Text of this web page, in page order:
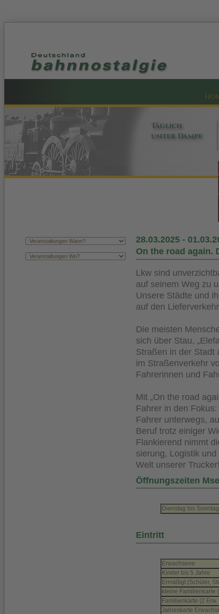
Täglich
unter Dampf
28.03.2025 -
On the road again.
Lkw sind
auf seinem Weg zu
Unsere Städte und
auf den
Die meisten
sich über Stau,
Straßen in der Stadt
im Straßen­verkehr
Fahrerinnen und
Mit „On the road
Fahrer in den
Fahrer unterwegs,
Beruf trotz einiger
Flankierend nimmt
sierung, Logistik
Welt unserer
Öffnungszeiten
Dienstag bis Sonntag
Eintritt
Erwachsene
Kinder bis 5 Jahre
Ermäßigt (Schüler,
kleine Familienkarte
Familienkarte (2
Jahreskarte